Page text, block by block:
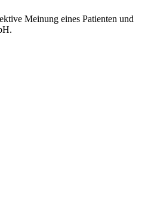
Meinung eines Patienten und